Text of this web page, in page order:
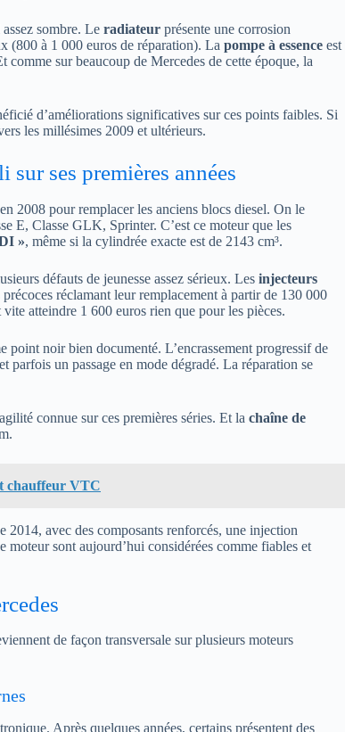
sombre. Le radiateur présente une corrosion
(800 à 1 000 euros de réparation). La pompe à essence est
sur beaucoup de Mercedes de cette époque, la
d’améliorations significatives sur ces points faibles. Si
les millésimes 2009 et ultérieurs.
ses premières années
2008 pour remplacer les anciens blocs diesel. On le
E, Classe GLK, Sprinter. C’est ce moteur que les
», même si la cylindrée exacte est de 2143 cm³.
défauts de jeunesse assez sérieux. Les injecteurs
réclamant leur remplacement à partir de 130 000
atteindre 1 600 euros rien que pour les pièces.
point noir bien documenté. L’encrassement progressif de
parfois un passage en mode dégradé. La réparation se
connue sur ces premières séries. Et la chaîne de
chauffeur VTC
avec des composants renforcés, une injection
sont aujourd’hui considérées comme fiables et
de façon transversale sur plusieurs moteurs
Après quelques années, certains présentent des